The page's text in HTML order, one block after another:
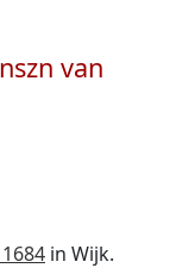
van
in Wijk.